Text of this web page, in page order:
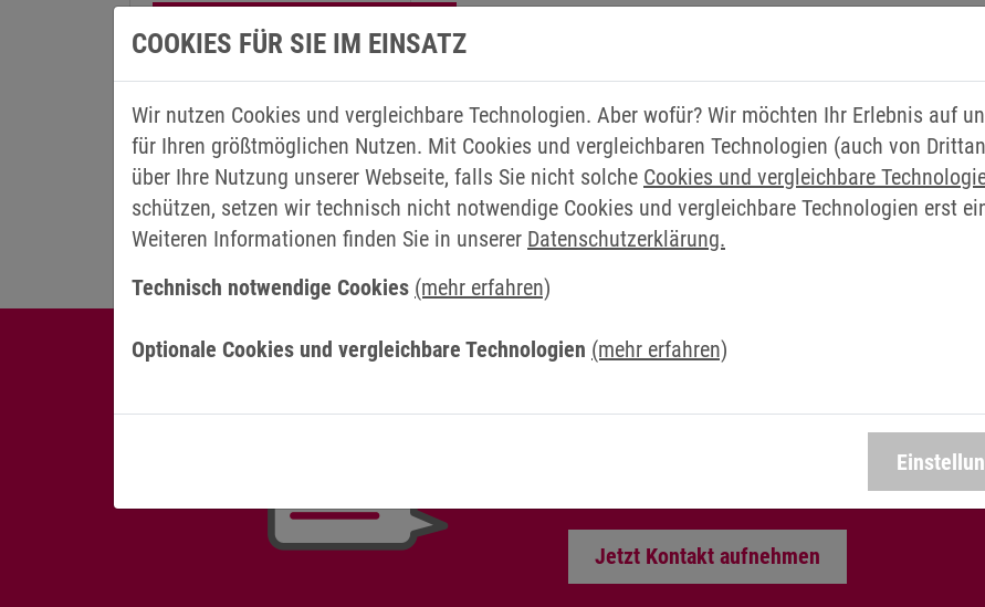
Leistungskabel/Geberkabel
Nutzen Sie dafür einfach unser
Jetzt Kontakt aufnehmen
COOKIES FÜR SIE IM EINSATZ
Wir nutzen Cookies und vergleichbare Technologien. Aber wofür? Wir möchten Ihr Erlebnis auf
für Ihren größtmöglichen Nutzen. Mit Cookies und vergleichbaren Technologien (auch von
über Ihre Nutzung unserer Webseite, falls Sie nicht solche Cookies und vergleichbare
schützen, setzen wir technisch nicht notwendige Cookies und vergleichbare Technologien erst
Weiteren Informationen finden Sie in unserer Datenschutzerklärung.
Technisch notwendige Cookies (mehr erfahren)
Optionale Cookies und vergleichbare Technologien (mehr erfahren)